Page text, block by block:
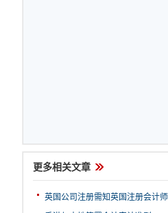
更多相关文章
英国公司注册需知英国注册会计师